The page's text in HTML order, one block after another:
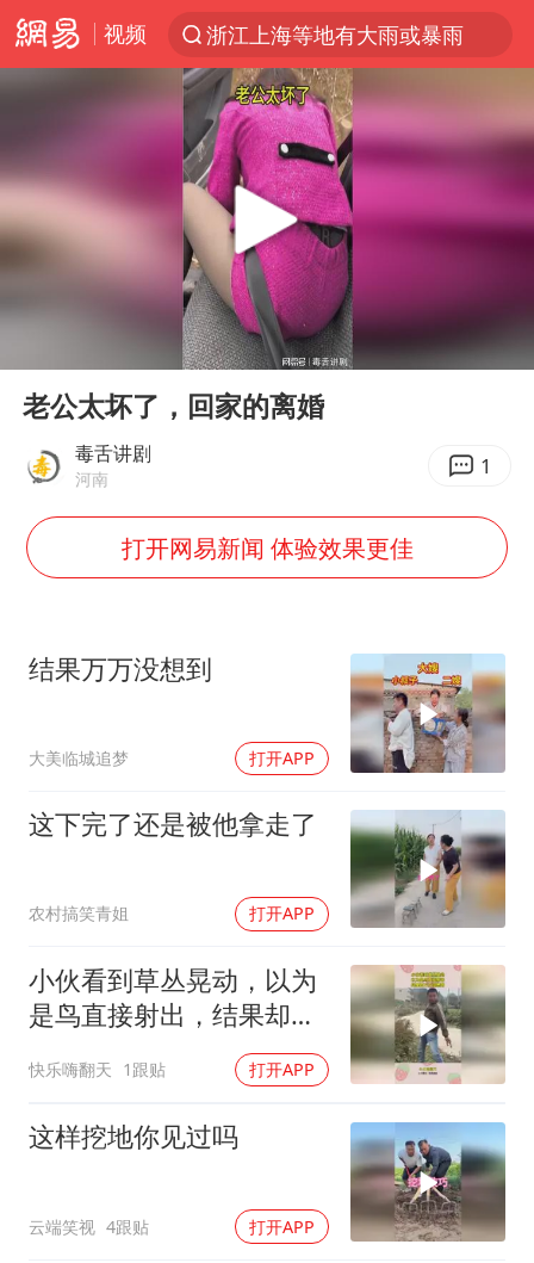
视频
浙江上海等地有大雨或暴雨
光影经济撬动暑期消费新蓝海
新疆优化调整景区内自驾服务费
微信又有新功能，你可以“撤回”你的撤回了！
梁家辉：到内地拍戏不是北上是回归
“新疆的交警怎么个个像我妈”
情侣平潭拍日出坠崖1死1伤
西湖突现狂风暴雨 游客瞬间被浇透
香港正式允许“拒绝抢救”
郑丽文：台湾从来没有“独立”过
几元成本的AI广告导致千万市值蒸发
商场现钱学森巨幅海报 负责人回应
杭州全市有序停课
全民健身事业高质量发展
乐享全民健身 共筑健康中国
Play
老公太坏了，回家的离婚
毒舌讲剧
河南 1
打开网易新闻 体验效果更佳
结果万万没想到
大美临城追梦 打开APP
这下完了还是被他拿走了
农村搞笑青姐 打开APP
小伙看到草丛晃动，以为
是鸟直接射出，结果却万
快乐嗨翻天 1跟贴 打开APP
这样挖地你见过吗
云端笑视 4跟贴 打开APP